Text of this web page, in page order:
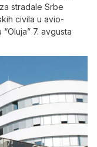
stradale Srbe
civila u avio-
7. avgusta